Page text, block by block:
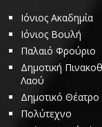
Ιόνιος Ακαδημία
Ιόνιος Βουλή
Παλαιό Φρούριο
Δημοτική
Λαού
Δημοτικό
Πολύτεχνο